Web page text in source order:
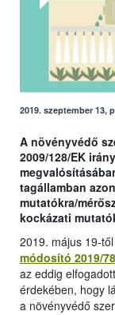
2019. szeptember 13,
A növényvédő
2009/128/EK
tagállamban
mutatókra/
kockázati
2019. május 19-
módosító 2019/
az eddig
érdekében, hogy
a növényvédő